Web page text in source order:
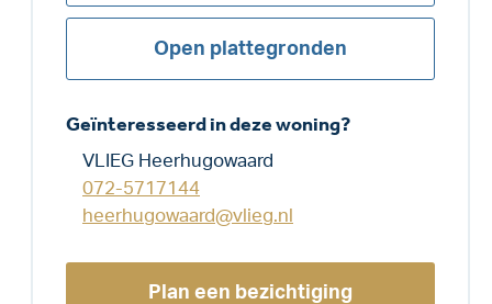
Open plattegronden
Geïnteresseerd in deze woning?
VLIEG Heerhugowaard
072-5717144
heerhugowaard@vlieg.nl
Plan een bezichtiging